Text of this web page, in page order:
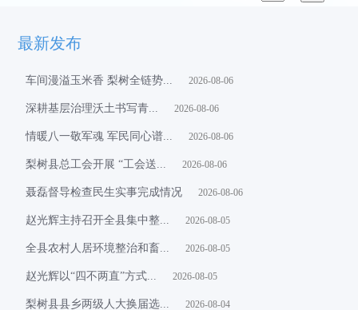
最新发布
车间漫溢玉米香 梨树全链势... 2026-08-06
​深耕基层治理沃土书写青... 2026-08-06
情暖八一敬军魂 军民同心谱... 2026-08-06
梨树县总工会开展 “工会送... 2026-08-06
聂磊督导检查民生实事完成情况 2026-08-06
赵光辉主持召开全县集中整... 2026-08-05
全县农村人居环境整治和畜... 2026-08-05
赵光辉以“四不两直”方式... 2026-08-05
梨树县县乡两级人大换届选... 2026-08-04